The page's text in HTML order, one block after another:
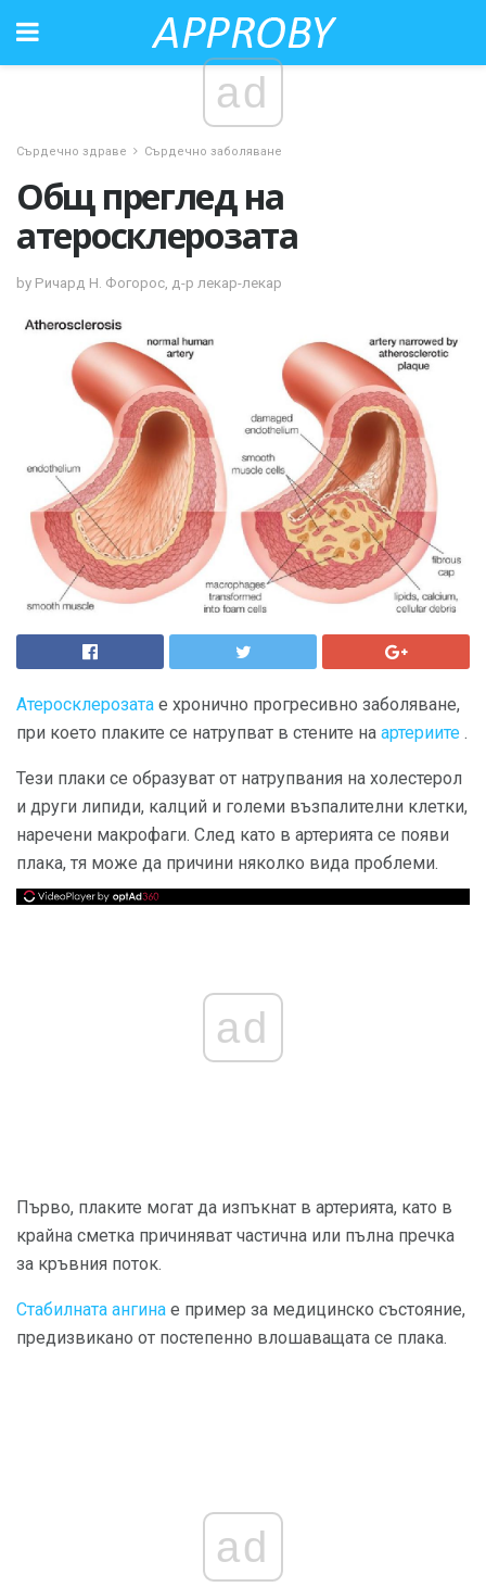
ad
Сърдечно здраве Сърдечно заболяване
Общ преглед на
атеросклерозата
by Ричард Н. Фогорос, д-р лекар-лекар
Атеросклерозата е хронично прогресивно заболяване,
при което плаките се натрупват в стените на артериите .
Тези плаки се образуват от натрупвания на холестерол
и други липиди, калций и големи възпалителни клетки,
наречени макрофаги. След като в артерията се появи
плака, тя може да причини няколко вида проблеми.
ad
Първо, плаките могат да изпъкнат в артерията, като в
крайна сметка причиняват частична или пълна пречка
за кръвния поток.
Стабилната ангина е пример за медицинско състояние,
предизвикано от постепенно влошаващата се плака.
ad